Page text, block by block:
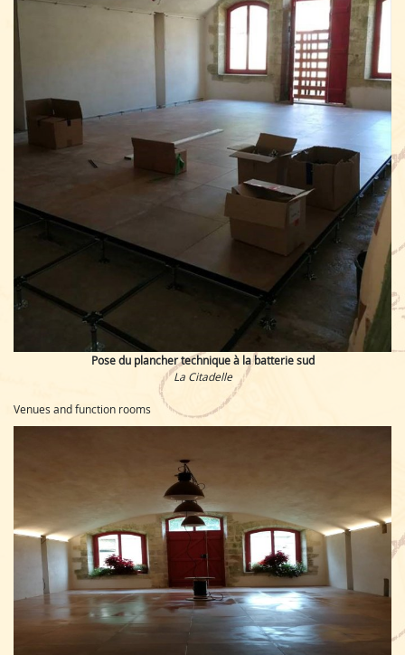
Pose du plancher technique à la batterie sud
La Citadelle
Venues and function rooms